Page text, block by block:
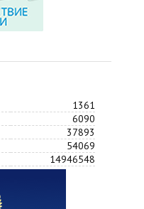
1361
6090
37893
54069
14946548